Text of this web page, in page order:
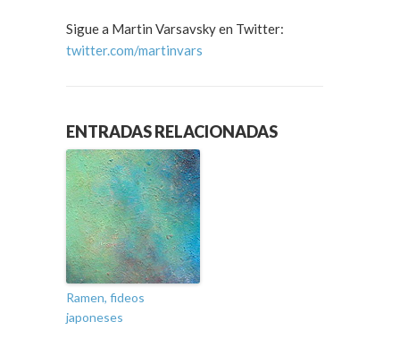
Sigue a Martin Varsavsky en Twitter:
twitter.com/martinvars
ENTRADAS RELACIONADAS
Ramen, fideos
japoneses